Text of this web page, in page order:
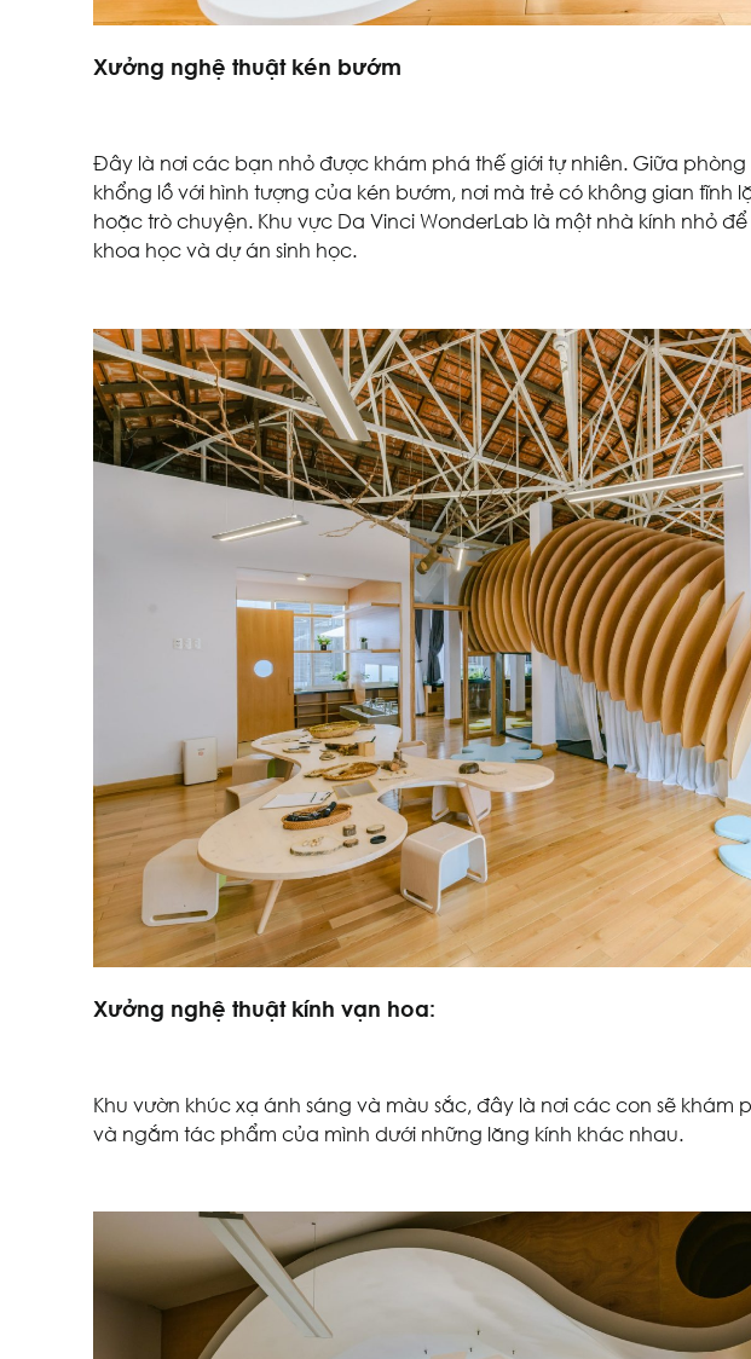
Xưởng nghệ thuật kén bướm
Đây là nơi các bạn nhỏ được khám phá thế giới tự nhiên. Giữa phòng
khổng lồ với hình tượng của kén bướm, nơi mà trẻ có không gian tĩnh
hoặc trò chuyện. Khu vực Da Vinci WonderLab là một nhà kính nhỏ
khoa học và dự án sinh học.
Xưởng nghệ thuật kính vạn hoa:
Khu vườn khúc xạ ánh sáng và màu sắc, đây là nơi các con sẽ khám
và ngắm tác phẩm của mình dưới những lăng kính khác nhau.